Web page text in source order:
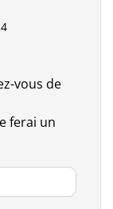
vous de
ferai un